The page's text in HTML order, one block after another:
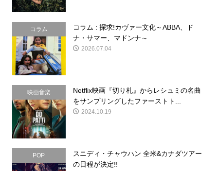
コラム
コラム : 探求!カヴァー文化～ABBA、ド
ナ・サマー、マドンナ～
2026.07.04
映画音楽
Netflix映画『切り札』からレシュミの名曲
をサンプリングしたファーストト...
2024.10.19
POP
スニディ・チャウハン 全米&カナダツアー
の日程が決定!!